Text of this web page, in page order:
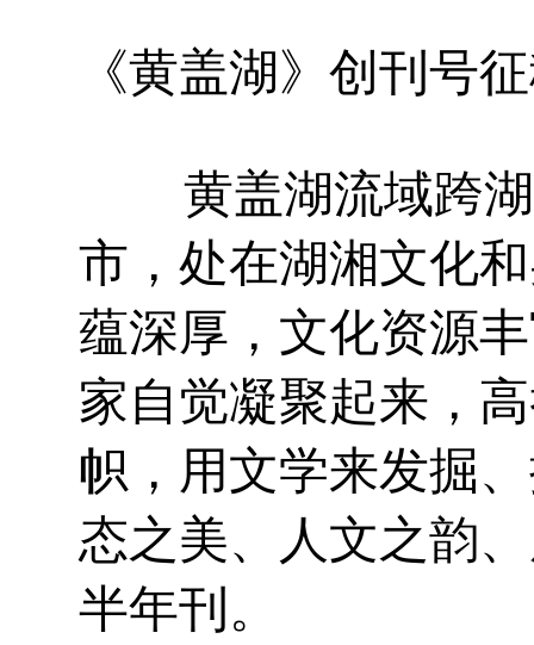
《黄盖湖》创刊号
黄盖湖流域跨湖
市，处在湖湘文化
蕴深厚，文化资源
家自觉凝聚起来，
帜，用文学来发掘
态之美、人文之韵
半年刊。